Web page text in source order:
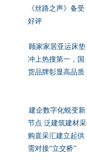
《丝路之声》备受
好评
顾家家居亚运床垫
冲上热搜第一，国
货品牌彰显高品质
建企数字化蜕变新
节点 泛建筑建材采
购直采汇建立起供
需对接“立交桥”